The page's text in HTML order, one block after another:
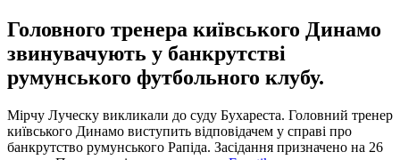
Головного тренера київського Динамо
звинувачують у банкрутстві
румунського футбольного клубу.
Мірчу Луческу викликали до суду Бухареста. Головний тренер
київського Динамо виступить відповідачем у справі про
банкрутство румунського Рапіда. Засідання призначено на 26